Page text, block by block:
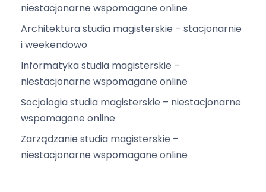
niestacjonarne wspomagane online
Architektura studia magisterskie – stacjonarnie
i weekendowo
Informatyka studia magisterskie –
niestacjonarne wspomagane online
Socjologia studia magisterskie – niestacjonarne
wspomagane online
Zarządzanie studia magisterskie –
niestacjonarne wspomagane online